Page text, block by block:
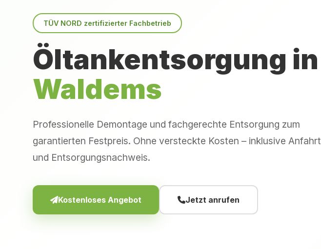
TÜV NORD zertifizierter Fachbetrieb
Öltankentsorgung in
Waldems
Professionelle Demontage und fachgerechte Entsorgung zum
garantierten Festpreis. Ohne versteckte Kosten – inklusive Anfahrt
und Entsorgungsnachweis.
Kostenloses Angebot Jetzt anrufen